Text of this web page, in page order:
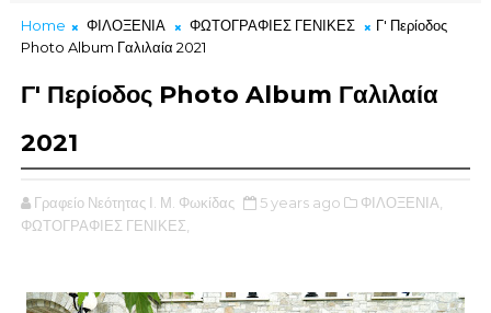
Home ΦΙΛΟΞΕΝΙΑ ΦΩΤΟΓΡΑΦΙΕΣ ΓΕΝΙΚΕΣ
Γ' Περίοδος
Photo Album Γαλιλαία 2021
Γ' Περίοδος Photo Album Γαλιλαία
2021
Γραφείο Νεότητας Ι. Μ. Φωκίδας 5 years ago
ΦΙΛΟΞΕΝΙΑ,
ΦΩΤΟΓΡΑΦΙΕΣ ΓΕΝΙΚΕΣ,